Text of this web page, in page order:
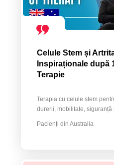
Celule Stem și
Inspiraționale după
Terapie
Terapia cu celule stem
durerii, mobilitate, siguranță
Pacienți din Australia